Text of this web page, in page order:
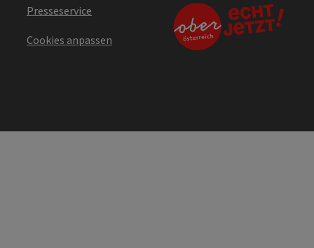
Presseservice
Cookies anpassen